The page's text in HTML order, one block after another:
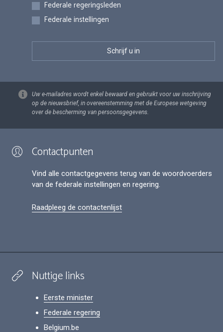
Federale regeringsleden
Federale instellingen
Uw e-mailadres wordt enkel bewaard en gebruikt voor uw inschrijving
op de nieuwsbrief, in overeenstemming met de Europese wetgeving
over de bescherming van persoonsgegevens.
Contactpunten
Vind alle contactgegevens terug van de woordvoerders
van de federale instellingen en regering.
Raadpleeg de contactenlijst
Nuttige links
Eerste minister
Federale regering
Belgium.be